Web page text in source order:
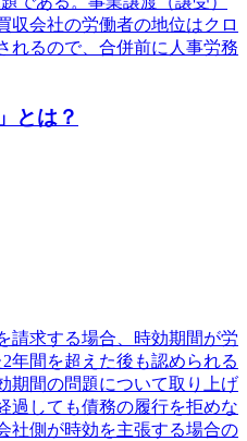
収会社の労働者の地位はクロ
れるので、合併前に人事労務
とは？
請求する場合、時効期間が労
年間を超えた後も認められる
期間の問題について取り上げ
過しても債務の履行を拒めな
社側が時効を主張する場合の